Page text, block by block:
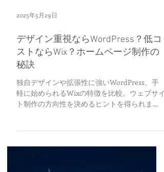
2025年5月29日
デザイン重視ならWordPress？低コ
ストならWix？ホームページ制作の
秘訣
独自デザインや拡張性に強いWordPress、手
軽に始められるWixの特徴を比較。ウェブサイ
す。